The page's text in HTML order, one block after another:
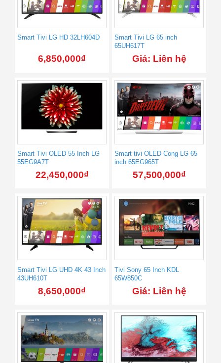
Smart Tivi LG HD 32LH604D
6,850,000₫
Smart Tivi LG 65 inch
65UH617T
Giá: Liên hệ
Smart Tivi OLED 55 Inch LG
55EG9A7T
22,450,000₫
Smart tivi OLED Cong LG 65
inch 65EG965T
57,500,000₫
Smart Tivi LG UHD 4K 43 Inch
43UH610T
8,650,000₫
Tivi Sony 65 Inch KDL
65W850C
Giá: Liên hệ